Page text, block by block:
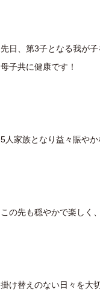
先日、第3子となる我が子
母子共に健康です！
5人家族となり益々賑や
この先も穏やかで楽しく、
掛け替えのない日々を大